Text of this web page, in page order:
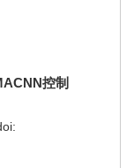
控制